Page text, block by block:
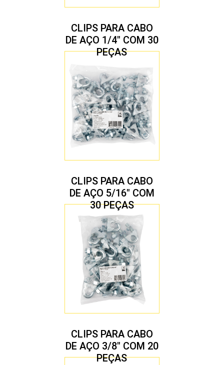
CLIPS PARA CABO
DE AÇO 1/4″ COM 30
PEÇAS
CLIPS PARA CABO
DE AÇO 5/16″ COM
30 PEÇAS
CLIPS PARA CABO
DE AÇO 3/8″ COM 20
PEÇAS